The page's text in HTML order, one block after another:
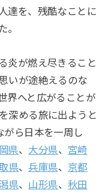
達を、残酷なことに
。
炎が燃え尽きること
いが途絶えるのな
界へと広がることが
深める旅に出ようと
がら日本を一周し
県、 大分県、 宮崎
県、兵庫県、 京都
県、 山形県、秋田